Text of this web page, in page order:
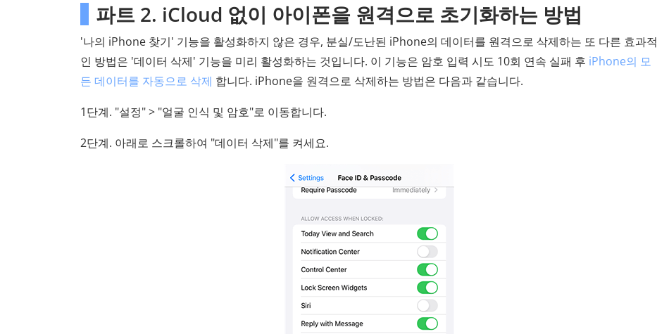
파트 2. iCloud 없이 아이폰을 원격으로 초기화하는 방법
'나의 iPhone 찾기' 기능을 활성화하지 않은 경우, 분실/도난된 iPhone의 데이터를 원격으로 삭제하는 또 다른 효과적
인 방법은 '데이터 삭제' 기능을 미리 활성화하는 것입니다. 이 기능은 암호 입력 시도 10회 연속 실패 후 iPhone의 모
든 데이터를 자동으로 삭제 합니다. iPhone을 원격으로 삭제하는 방법은 다음과 같습니다.
1단계. "설정" > "얼굴 인식 및 암호"로 이동합니다.
2단계. 아래로 스크롤하여 "데이터 삭제"를 켜세요.